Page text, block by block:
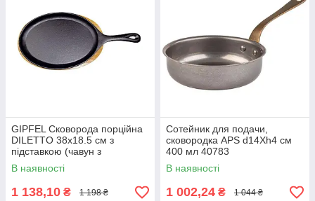
GIPFEL Сковорода порційна
DILETTO 38x18.5 см з
підставкою (чавун з
антипригарним покриттям)
2236 GIPFEL
В наявності
1 138,10 ₴ 1 198 ₴
Сотейник для подачи,
сковородка APS d14Xh4 см
400 мл 40783
В наявності
1 002,24 ₴ 1 044 ₴